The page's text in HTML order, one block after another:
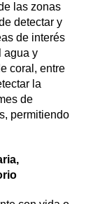
las zonas
detectar y
de interés
agua y
coral, entre
la
de
permitiendo